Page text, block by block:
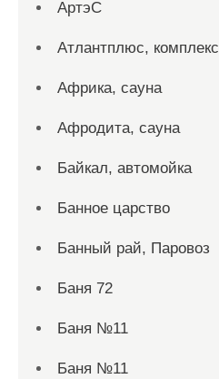
АртэС
Атлантплюс, комплекс
Африка, сауна
Афродита, сауна
Байкал, автомойка
Банное царство
Банный рай, Паровоз
Баня 72
Баня №11
Баня №11